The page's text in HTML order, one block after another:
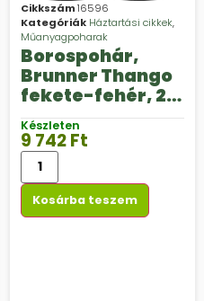
Cikkszám16596
Kategóriák Háztartási cikkek,
Műanyagpoharak
Borospohár,
Brunner Thango
fekete-fehér, 2
darabos készlet
Készleten
9 742Ft
Kosárba teszem